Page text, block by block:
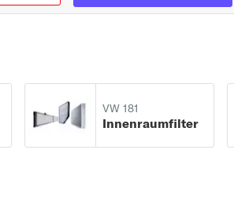
VW 181
Innenraumfilter